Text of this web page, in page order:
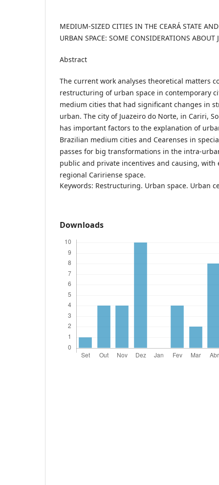
MEDIUM-SIZED CITIES IN THE CEARÁ STATE
URBAN SPACE: SOME CONSIDERATIONS ABOUT
Abstract
The current work analyses theoretical matters
restructuring of urban space in contemporary
medium cities that had significant changes in
urban. The city of Juazeiro do Norte, in Cariri,
has important factors to the explanation of
Brazilian medium cities and Cearenses in
passes for big transformations in the intra-
public and private incentives and causing,
regional Caririense space.
Keywords: Restructuring. Urban space. Urban
Downloads